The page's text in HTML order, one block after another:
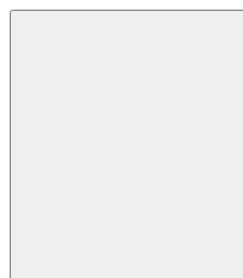
Hoppa